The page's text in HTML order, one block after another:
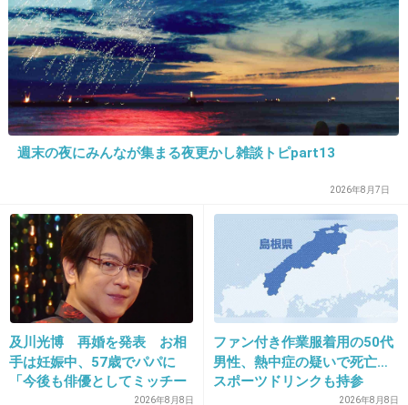
言われてみれば高すぎる人は嫌かも
174～182くらいがいいかな
+389
巨人病という病気
34. 匿名2017/04/10(月) 16:24:19
むしろ付き合いたい
+224
週末の夜にみんなが集まる夜更かし雑談トピpart13
2026年8月7日
及川光博 再婚を発表 お相
手は妊娠中、57歳でパパに
「今後も俳優としてミッチー
2026年8月8日
ファン付き作業服着用の50代
男性、熱中症の疑いで死亡…
スポーツドリンクも持参
2026年8月8日